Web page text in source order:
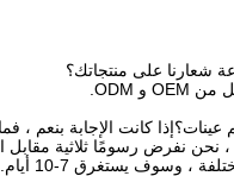
، وسوف يستغرق 7-10 أيام.